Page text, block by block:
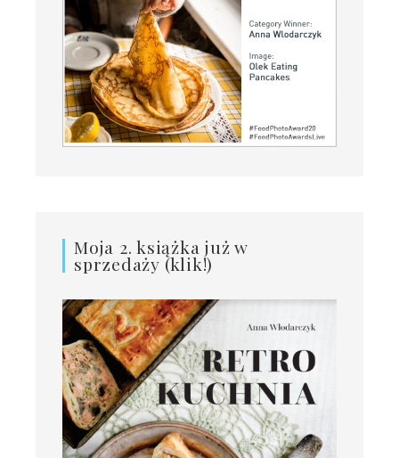
Moja 2. książka już w
sprzedaży (klik!)